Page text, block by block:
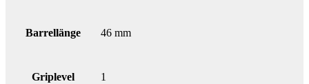
Barrellänge 46 mm
Griplevel 1